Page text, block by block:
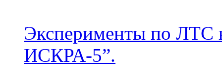
Эксперименты по ЛТС
ИСКРА-5”.